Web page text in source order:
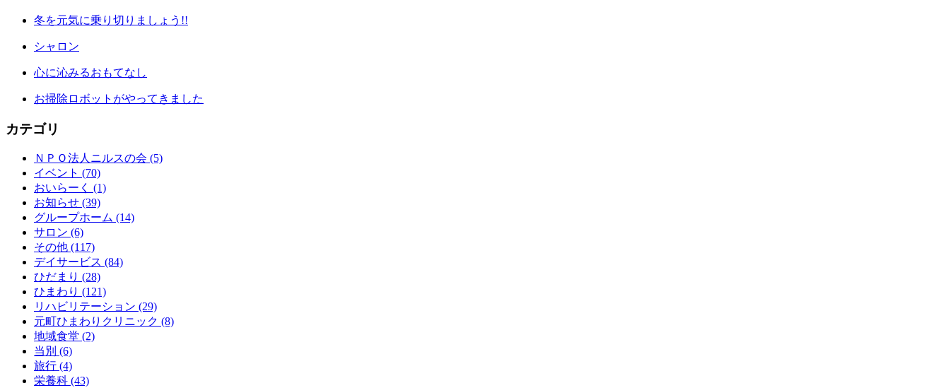
冬を元気に乗り切りましょう!!
シャロン
心に沁みるおもてなし
お掃除ロボットがやってきました
カテゴリ
ＮＰＯ法人ニルスの会 (5)
イベント (70)
おいらーく (1)
お知らせ (39)
グループホーム (14)
サロン (6)
その他 (117)
デイサービス (84)
ひだまり (28)
ひまわり (121)
リハビリテーション (29)
元町ひまわりクリニック (8)
地域食堂 (2)
当別 (6)
旅行 (4)
栄養科 (43)